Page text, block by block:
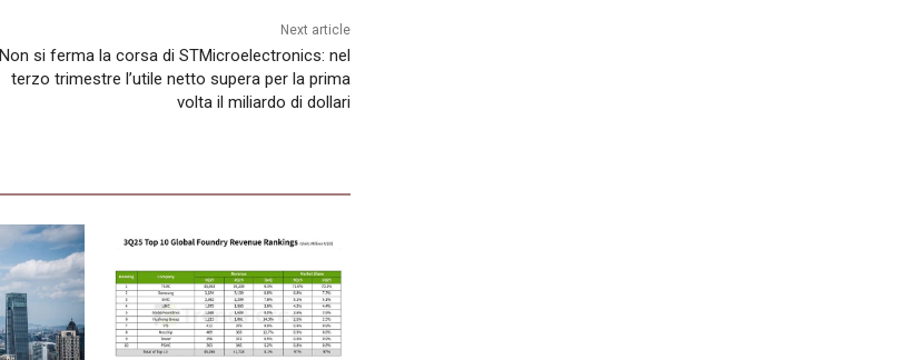
Next article
Non si ferma la corsa di STMicroelectronics: nel
terzo trimestre l’utile netto supera per la prima
volta il miliardo di dollari